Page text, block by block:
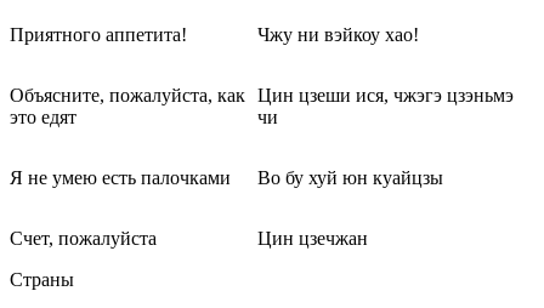
Приятного аппетита! Чжу ни вэйкоу хао!
Объясните, пожалуйста, как
это едят
Цин цзеши ися, чжэгэ цзэньмэ
чи
Я не умею есть палочками Во бу хуй юн куайцзы
Счет, пожалуйста
Цин цзечжан
Страны